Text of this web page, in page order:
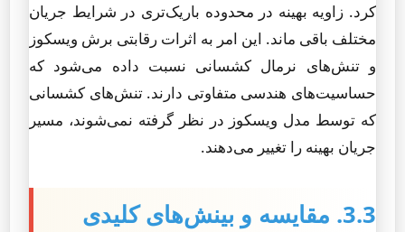
کرد. زاویه بهینه در محدوده باریک‌تری در شرایط جریان
مختلف باقی ماند. این امر به اثرات رقابتی برش ویسکوز
و تنش‌های نرمال کشسانی نسبت داده می‌شود که
حساسیت‌های هندسی متفاوتی دارند. تنش‌های کشسانی
که توسط مدل ویسکوز در نظر گرفته نمی‌شوند، مسیر
جریان بهینه را تغییر می‌دهند.
3.3. مقایسه و بینش‌های کلیدی